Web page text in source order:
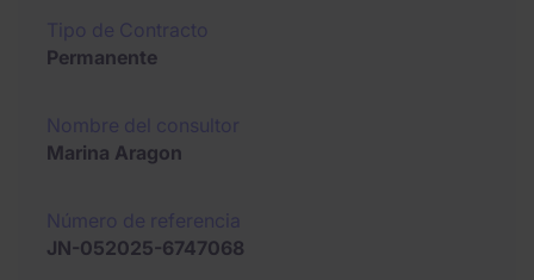
Permanente
Marina Aragon
JN-052025-6747068